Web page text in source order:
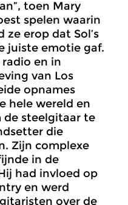
toen Mary
spelen waarin
erop dat Sol’s
juiste emotie gaf.
en in
van Los
opnames
hele wereld en
de steelgitaar te
die
Zijn complexe
in de
had invloed op
en werd
over de